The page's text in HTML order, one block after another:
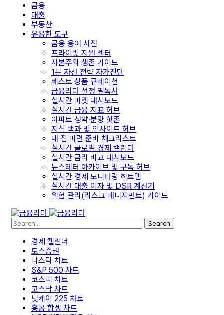
금융
대출
부동산
유용한 도구
금융 용어 사전
프라이빗 지원 센터
자본주의 생존 가이드
1분 자산 전략 자가진단
베스트 상품 큐레이션
금융리더 선정 필독서
실시간 마켓 대시보드
실시간 금융 지표 허브
아파트 청약·분양 핫존
지식 백과 및 인사이트 허브
내 집 마련 준비 체크리스트
실시간 글로벌 경제 캘린더
실시간 금리 비교 대시보드
뉴스레터 아카이브 및 구독 허브
실시간 경제 모니터링 히트맵
실시간 대출 이자 및 DSR 계산기
위험 관리(리스크 매니지먼트) 가이드
Search
경제 캘린더
토스증권
나스닥 차트
S&P 500 차트
코스피 차트
코스닥 차트
닛케이 225 차트
홍콩 항셍 차트